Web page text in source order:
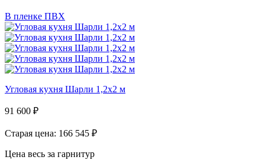
В пленке ПВХ
Угловая кухня Шарли 1,2х2 м
91 600 ₽
Старая цена: 166 545 ₽
Цена весь за гарнитур